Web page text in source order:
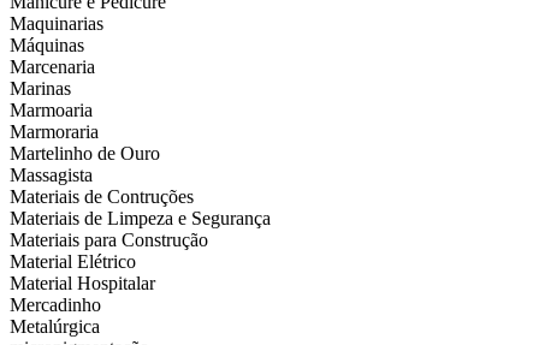
Maquinarias
Máquinas
Marcenaria
Marinas
Marmoaria
Marmoraria
Martelinho de Ouro
Massagista
Materiais de Contruções
Materiais de Limpeza e Segurança
Materiais para Construção
Material Elétrico
Material Hospitalar
Mercadinho
Metalúrgica